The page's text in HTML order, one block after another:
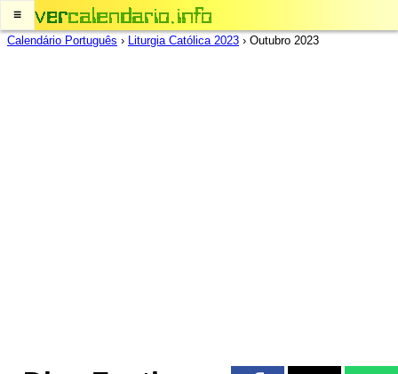
≡
Calendário Português › Liturgia Católica 2023 › Outubro 2023